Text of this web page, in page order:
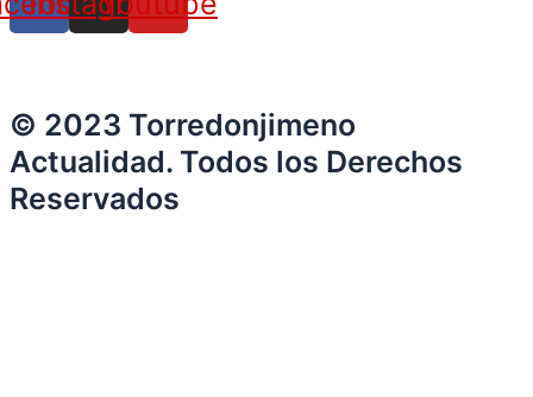
© 2023 Torredonjimeno
Actualidad. Todos los Derechos
Reservados